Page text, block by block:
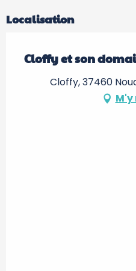
Localisation
Cloffy et son
Cloffy, 37460
M'y